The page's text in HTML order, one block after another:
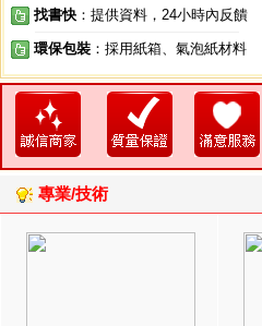
找書快 ：提供資料，24小時內反饋
環保包裝 ：採用紙箱、氣泡紙材料
專業/技術